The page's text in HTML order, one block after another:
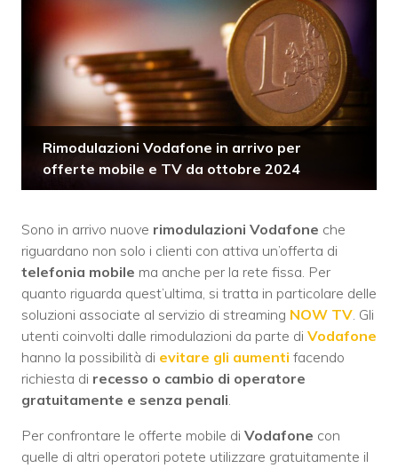
Rimodulazioni Vodafone in arrivo per
offerte mobile e TV da ottobre 2024
Sono in arrivo nuove rimodulazioni Vodafone che
riguardano non solo i clienti con attiva un’offerta di
telefonia mobile ma anche per la rete fissa. Per
quanto riguarda quest’ultima, si tratta in particolare delle
soluzioni associate al servizio di streaming NOW TV. Gli
utenti coinvolti dalle rimodulazioni da parte di Vodafone
hanno la possibilità di evitare gli aumenti facendo
richiesta di recesso o cambio di operatore
gratuitamente e senza penali.
Per confrontare le offerte mobile di Vodafone con
quelle di altri operatori potete utilizzare gratuitamente il